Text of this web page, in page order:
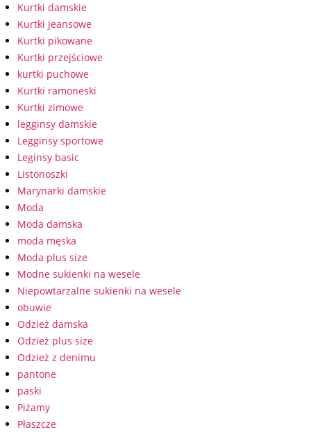
Kurtki damskie
Kurtki jeansowe
Kurtki pikowane
Kurtki przejściowe
kurtki puchowe
Kurtki ramoneski
Kurtki zimowe
legginsy damskie
Legginsy sportowe
Leginsy basic
Listonoszki
Marynarki damskie
Moda
Moda damska
moda męska
Moda plus size
Modne sukienki na wesele
Niepowtarzalne sukienki na wesele
obuwie
Odzież damska
Odzież plus size
Odzież z denimu
pantone
paski
Piżamy
Płaszcze